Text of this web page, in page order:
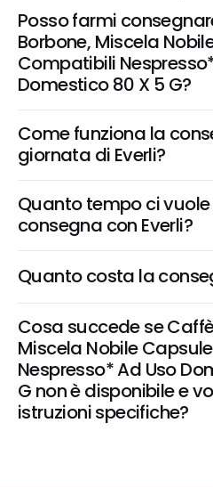
Posso farmi
Borbone, Miscela
Compatibili
Domestico 80 X 5 G?
Come funziona la
giornata di Everli?
Quanto tempo ci vuole
consegna con Everli?
Quanto costa la
Cosa succede se
Miscela Nobile
Nespresso* Ad Uso
G non è disponibile e
istruzioni specifiche?